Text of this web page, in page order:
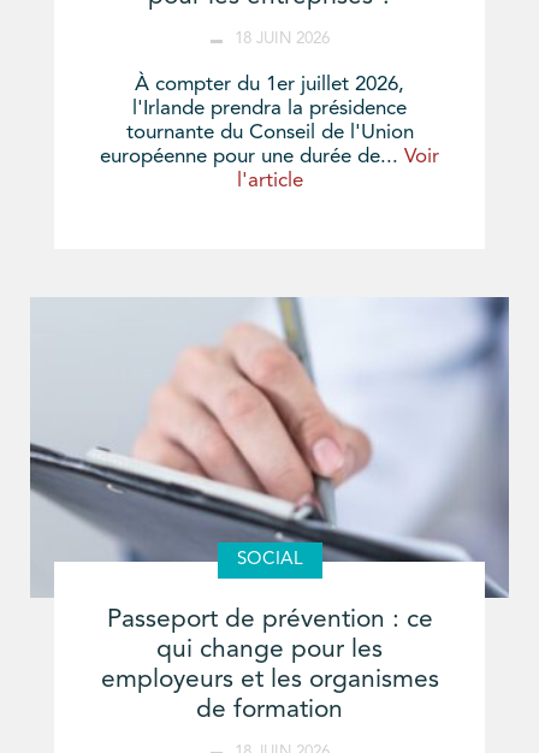
18 JUIN 2026
À compter du 1er juillet 2026,
l'Irlande prendra la présidence
tournante du Conseil de l'Union
européenne pour une durée de... Voir
l'article
SOCIAL
Passeport de prévention : ce
qui change pour les
employeurs et les organismes
de formation